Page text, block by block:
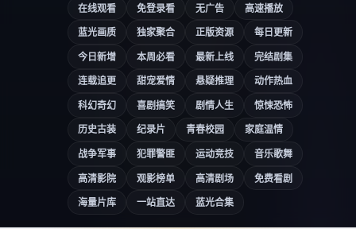
在线观看
免登录看 无广告
高速播放
蓝光画质
独家聚合 正版资源
每日更新
今日新增
本周必看 最新上线
完结剧集
连载追更
甜宠爱情 悬疑推理
动作热血
科幻奇幻
喜剧搞笑 剧情人生
惊悚恐怖
历史古装
纪录片 青春校园
家庭温情
战争军事
犯罪警匪 运动竞技
音乐歌舞
高清影院
观影榜单 高清剧场
免费看剧
海量片库
一站直达 蓝光合集